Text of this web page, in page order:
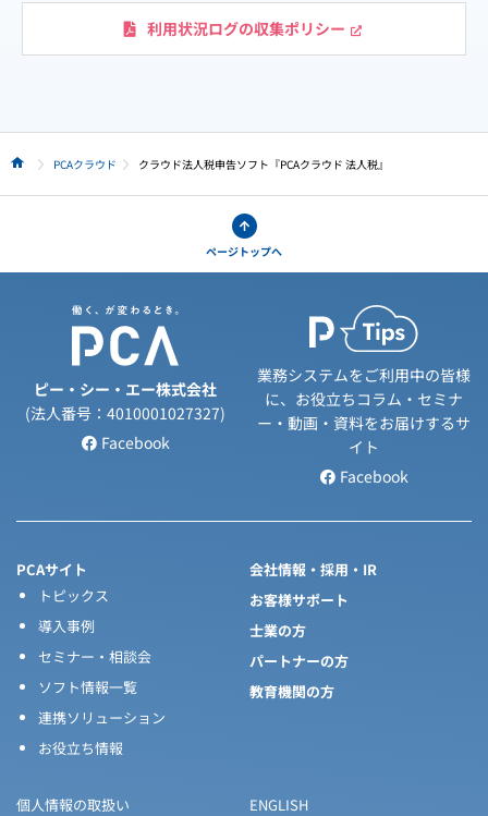
利用状況ログの収集ポリシー
HOME PCAクラウド クラウド法人税申告ソフト『PCAクラウド 法人税』
ページトップへ
ピー・シー・エー株式会社
(法人番号：4010001027327)
Facebook
業務システムをご利用中の皆様
に、お役立ちコラム・セミナ
ー・動画・資料をお届けするサ
イト
Facebook
PCAサイト
トピックス
導入事例
セミナー・相談会
ソフト情報一覧
連携ソリューション
お役立ち情報
会社情報・採用・IR
お客様サポート
士業の方
パートナーの方
教育機関の方
個人情報の取扱い
ENGLISH